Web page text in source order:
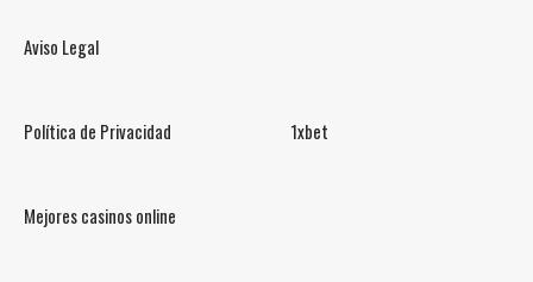
Aviso Legal
Política de Privacidad 1xbet
Mejores casinos online